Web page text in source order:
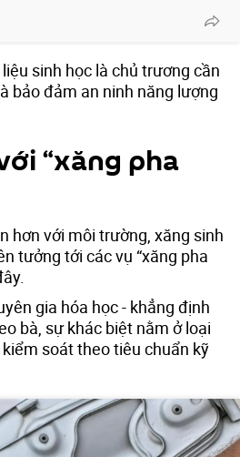
sinh học là chủ trương cần
bảo đảm an ninh năng lượng
“xăng pha
hơn với môi trường, xăng sinh
tưởng tới các vụ “xăng pha
gia hóa học - khẳng định
bà, sự khác biệt nằm ở loại
soát theo tiêu chuẩn kỹ